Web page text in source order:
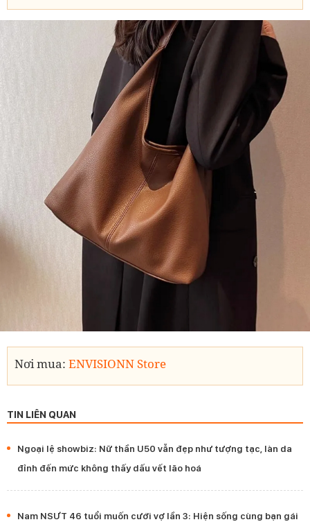
Nơi mua: ENVISIONN Store
TIN LIÊN QUAN
Ngoại lệ showbiz: Nữ thần U50 vẫn đẹp như tượng tạc, làn da
đỉnh đến mức không thấy dấu vết lão hoá
Nam NSƯT 46 tuổi muốn cưới vợ lần 3: Hiện sống cùng bạn gái